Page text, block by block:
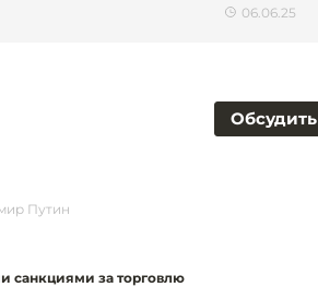
06.06.25
Обсудить
Путин
санкциями за торговлю